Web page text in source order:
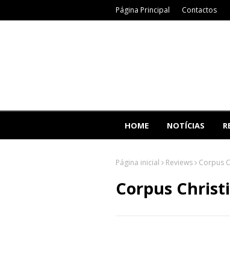
Página Principal Contactos
HOME NOTÍCIAS
Página inicial Reviews Corpus
Corpus